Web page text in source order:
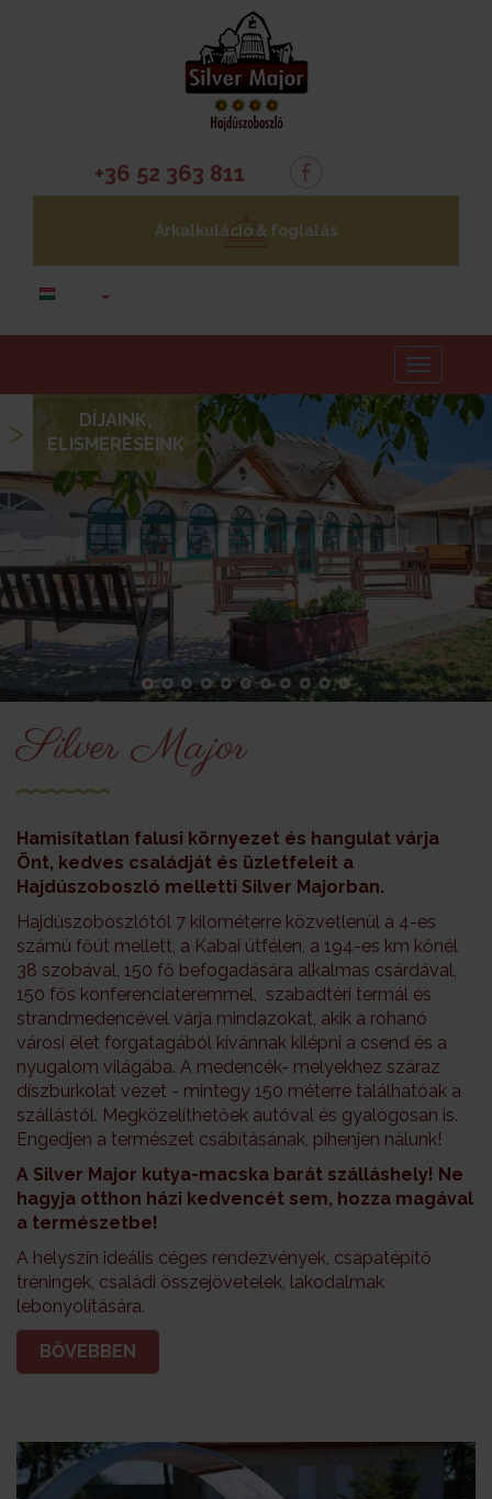
+36 52 363 811
Árkalkuláció & foglalás
Menu
>
DÍJAINK,
ELISMERÉSEINK
Silver Major
Hamisítatlan falusi környezet és hangulat várja
Önt, kedves családját és üzletfeleit a
Hajdúszoboszló melletti Silver Majorban.
Hajdúszoboszlótól 7 kilométerre közvetlenül a 4-es
számú főút mellett, a Kabai útfélen, a 194-es km kőnél
38 szobával, 150 fő befogadására alkalmas csárdával,
150 fős konferenciateremmel, szabadtéri termál és
strandmedencével várja mindazokat, akik a rohanó
városi élet forgatagából kívánnak kilépni a csend és a
nyugalom világába. A medencék- melyekhez száraz
díszburkolat vezet - mintegy 150 méterre találhatóak a
szállástól. Megközelíthetőek autóval és gyalogosan is.
Engedjen a természet csábításának, pihenjen nálunk!
A Silver Major kutya-macska barát szálláshely! Ne
hagyja otthon házi kedvencét sem, hozza magával
a természetbe!
A helyszín ideális céges rendezvények, csapatépítő
tréningek, családi összejövetelek, lakodalmak
lebonyolítására.
BŐVEBBEN